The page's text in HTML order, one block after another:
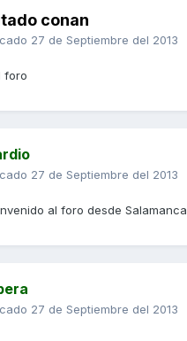
conan
27 de Septiembre del 2013
foro
27 de Septiembre del 2013
al foro desde Salamanca
27 de Septiembre del 2013